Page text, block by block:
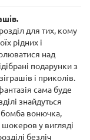
для тих, кому
рідних і
над
подарунки з
і приколів.
сама буде
знайдуться
бомба вонючка,
у вигляді
безліч